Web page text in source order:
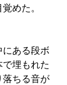
めた。
ある段ボ
埋もれた
落ちる音が